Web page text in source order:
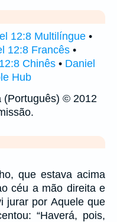
12:8 Multilíngue •
12:8 Francês •
Chinês • Daniel
Hub
(Português) © 2012
que estava acima
céu a mão direita e
jurar por Aquele que
“Haverá, pois,